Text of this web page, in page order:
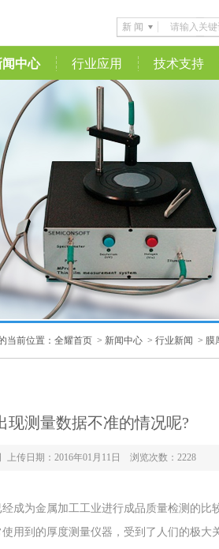
新 闻
闻中心 行业应用 技术支持
当前位置： 全耀首页 > 新闻中心 > 行业新闻 > 膜
现测量数据不准的情况呢?
上传日期：2016年01月11日 浏览次数： 2228
为金属加工工业进行成品质量检测的比
用到的厚度测量仪器，受到了人们的极大